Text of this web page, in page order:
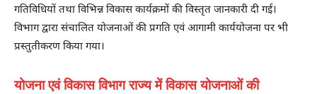
गतिविधियों तथा विभिन्न विकास कार्यक्रमों की विस्तृत जानकारी दी गई।
विभाग द्वारा संचालित योजनाओं की प्रगति एवं आगामी कार्ययोजना पर भी
प्रस्तुतीकरण किया गया।
योजना एवं विकास विभाग राज्य में विकास योजनाओं की